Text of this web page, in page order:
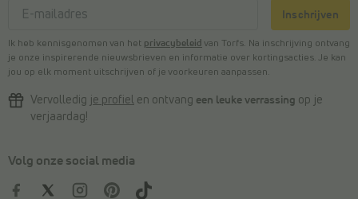
Inschrijven
Ik heb kennisgenomen van het privacybeleid van Torfs. Na inschrijving ontvang
je onze inspirerende nieuwsbrieven en informatie over kortingsacties. Je kan
jou op elk moment uitschrijven of je voorkeuren aanpassen.
Vervolledig je profiel en ontvang een leuke verrassing op je
verjaardag!
Volg onze social media